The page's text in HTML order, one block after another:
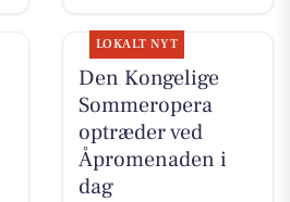
LOKALT NYT
Den Kongelige
Sommeropera
optræder ved
Åpromenaden i
dag